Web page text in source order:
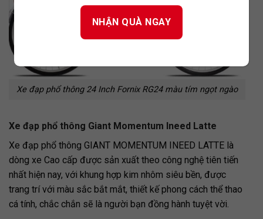
Xe đạp phổ thông 24 Inch Fornix RG24 màu tím ngọt ngào
Xe đạp phổ thông Giant Momentum Ineed Latte
Xe đạp phổ thông GIANT MOMENTUM INEED LATTE là
dòng xe Cao cấp được sản xuất theo công nghệ tiên tiến
nhất hiện nay, với khung hợp kim nhôm siêu bền, được
trang trí với màu sắc bắt mắt, thiết kế phong cách thể thao
cá tính, chắc chắn sẽ là người bạn đồng hành tuyệt vời.